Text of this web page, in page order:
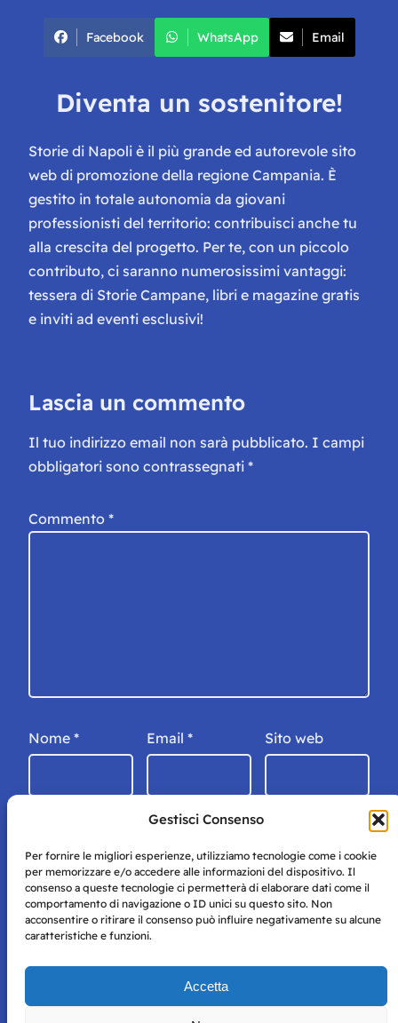
Gestisci Consenso
Per fornire le migliori esperienze, utilizziamo tecnologie come i cookie
per memorizzare e/o accedere alle informazioni del dispositivo. Il
consenso a queste tecnologie ci permetterà di elaborare dati come il
comportamento di navigazione o ID unici su questo sito. Non
acconsentire o ritirare il consenso può influire negativamente su alcune
caratteristiche e funzioni.
Accetta
Facebook WhatsApp Email
Diventa un sostenitore!
Storie di Napoli è il più grande ed autorevole sito
web di promozione della regione Campania. È
gestito in totale autonomia da giovani
professionisti del territorio: contribuisci anche tu
alla crescita del progetto. Per te, con un piccolo
contributo, ci saranno numerosissimi vantaggi:
tessera di Storie Campane, libri e magazine gratis
e inviti ad eventi esclusivi!
Lascia un commento
Il tuo indirizzo email non sarà pubblicato. I campi
obbligatori sono contrassegnati *
Commento *
Nome * Email * Sito web
Storie di Napoli è una testata registrata presso il tribunale di